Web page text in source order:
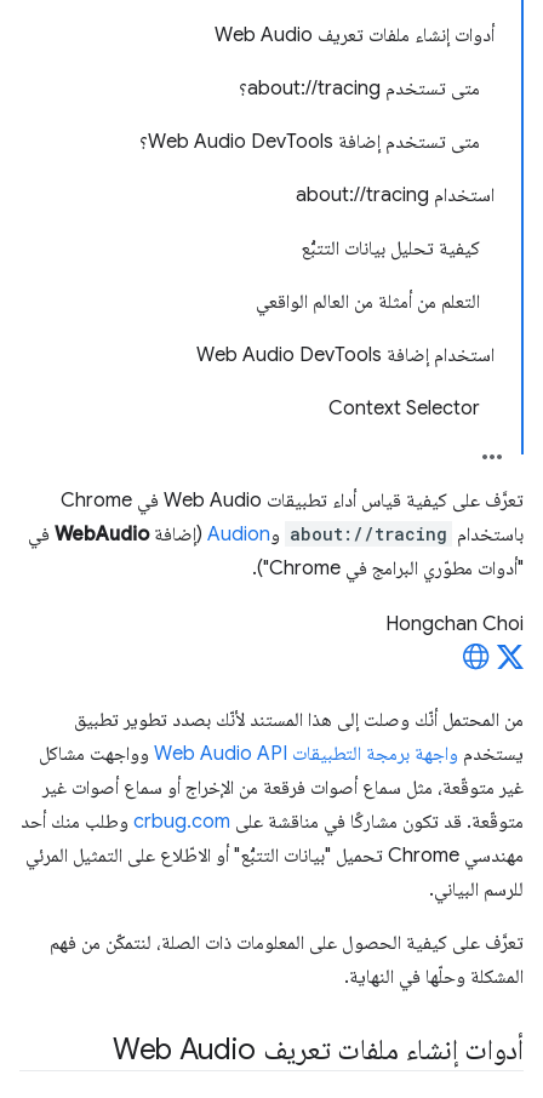
أدوات إنشاء ملفات تعريف Web Audio
متى تستخدم about://tracing؟
متى تستخدم إضافة Web Audio DevTools؟
استخدام about://tracing
كيفية تحليل بيانات التتبُّع
التعلم من أمثلة من العالم الواقعي
استخدام إضافة Web Audio DevTools
Context Selector
تعرَّف على كيفية قياس أداء تطبيقات Web Audio في Chrome
باستخدام about://tracing وAudion (إضافةWebAudio في
"أدوات مطوّري البرامج في Chrome").
Hongchan Choi
من المحتمل أنّك وصلت إلى هذا المستند لأنّك بصدد تطوير تطبيق
يستخدم واجهة برمجة التطبيقات Web Audio API
وواجهت مشاكل
غير متوقّعة، مثل سماع أصوات فرقعة من الإخراج أو سماع أصوات غير
متوقّعة. قد تكون مشاركًا في مناقشة على crbug.com وطلب منك أحد
مهندسي Chrome تحميل "بيانات التتبُّع" أو الاطّلاع على التمثيل المرئي
للرسم البياني.
تعرَّف على كيفية الحصول على المعلومات ذات الصلة، لنتمكّن من فهم
المشكلة وحلّها في النهاية.
أدوات إنشاء ملفات تعريف Web Audio